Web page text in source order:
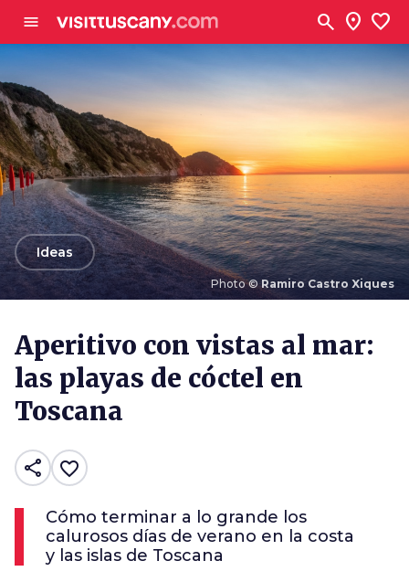
menu search location_on favorite
Photo ©Ramiro Castro Xiques
arrow_backIdeas
Aperitivo con vistas al mar:
las playas de cóctel en
Toscana
share favorite_border
Cómo terminar a lo grande los
calurosos días de verano en la costa
y las islas de Toscana